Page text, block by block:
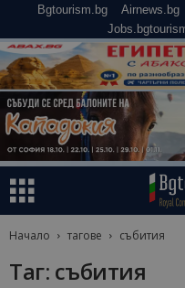
Bgtourism.bg Airnews.bg
Начало тагове събития
Таг: събития